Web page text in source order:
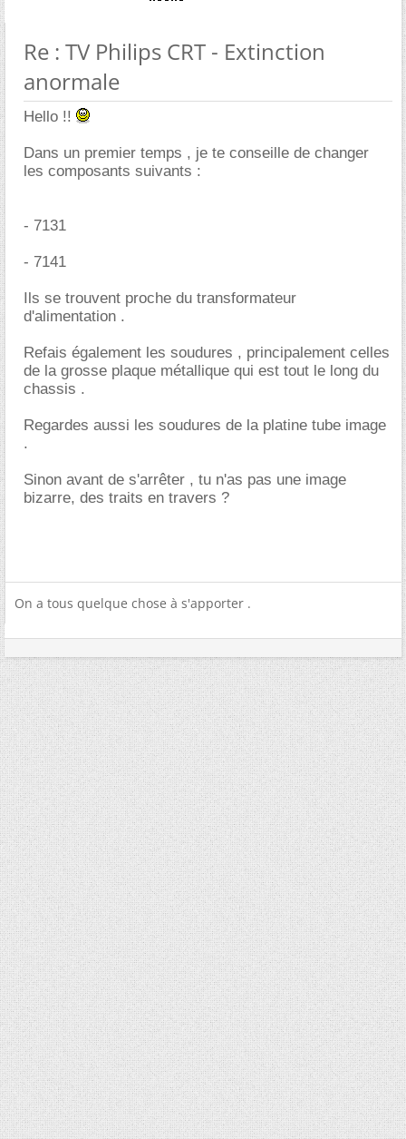
Re : TV Philips CRT - Extinction
anormale
Hello !!
Dans un premier temps , je te conseille de changer
les composants suivants :
- 7131
- 7141
Ils se trouvent proche du transformateur
d'alimentation .
Refais également les soudures , principalement celles
de la grosse plaque métallique qui est tout le long du
chassis .
Regardes aussi les soudures de la platine tube image
.
Sinon avant de s'arrêter , tu n'as pas une image
bizarre, des traits en travers ?
On a tous quelque chose à s'apporter .